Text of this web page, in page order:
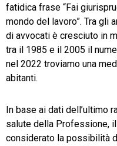
fatidica frase “Fai
mondo del lavoro”. Tra gli
di avvocati è cresciuto in
tra il 1985 e il 2005 il
nel 2022 troviamo una
abitanti.
In base ai dati dell’ultimo
salute della Professione,
considerato la possibilità